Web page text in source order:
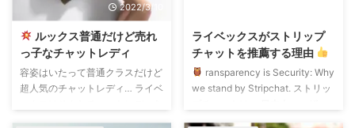
2022/3/10
ルックス普通だけど売れ
っ子なチャットレディ
容姿はいたって普通クラスだけど
超人気のチャットレディ… ライベ
ライベックスがストリップ
チャットを推薦する理由
ransparency is Security: Why
we stand by Stripchat. ストリッ